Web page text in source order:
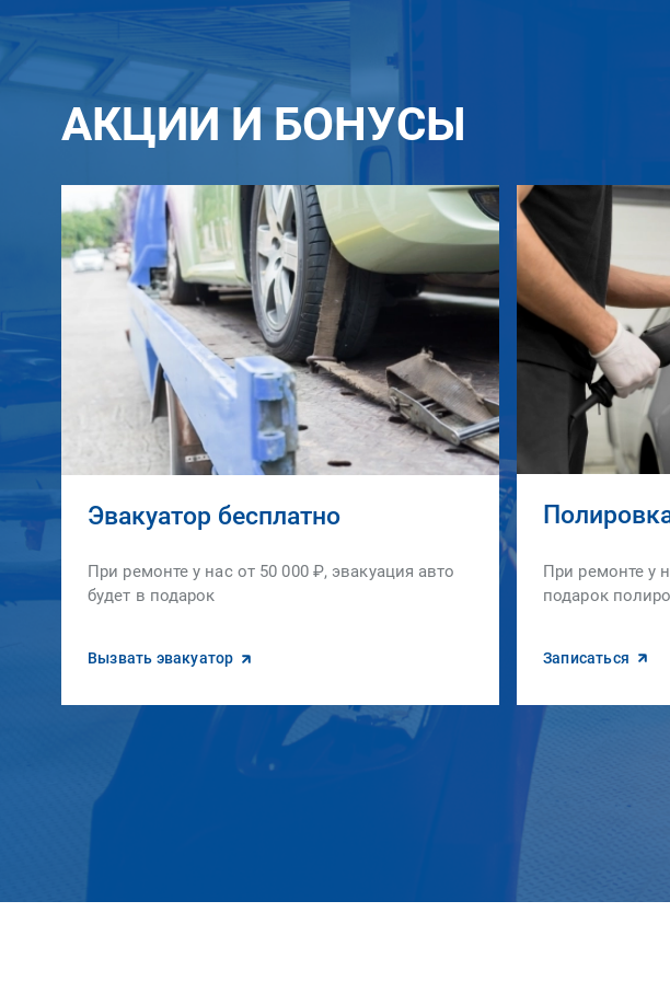
АКЦИИ И БОНУСЫ
Эвакуатор бесплатно
При ремонте у нас от 50 000 ₽, эвакуация авто
будет в подарок
Вызвать эвакуатор
При ремонте у
подарок
Записаться